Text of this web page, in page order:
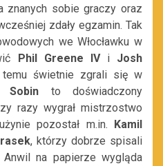
znanych sobie graczy oraz
zdały egzamin. Tak
we Włocławku w
Phil Greene IVi Josh
świetnie zgrali się w
Sobin to doświadczony
razy wygrał mistrzostwo
pozostał m.in.
Kamil
, którzy dobrze spisali
na papierze wygląda